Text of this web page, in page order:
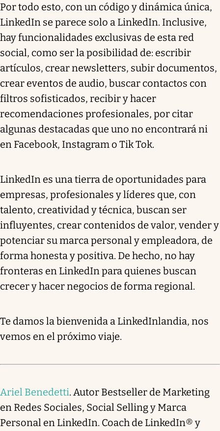
Por todo esto, con un código y dinámica única,
LinkedIn se parece solo a LinkedIn. Inclusive,
hay funcionalidades exclusivas de esta red
social, como ser la posibilidad de: escribir
artículos, crear newsletters, subir documentos,
crear eventos de audio, buscar contactos con
filtros sofisticados, recibir y hacer
recomendaciones profesionales, por citar
algunas destacadas que uno no encontrará ni
en Facebook, Instagram o Tik Tok.
LinkedIn es una tierra de oportunidades para
empresas, profesionales y líderes que, con
talento, creatividad y técnica, buscan ser
influyentes, crear contenidos de valor, vender y
potenciar su marca personal y empleadora, de
forma honesta y positiva. De hecho, no hay
fronteras en LinkedIn para quienes buscan
crecer y hacer negocios de forma regional.
Te damos la bienvenida a LinkedInlandia, nos
vemos en el próximo viaje.
Ariel Benedetti. Autor Bestseller de Marketing
en Redes Sociales, Social Selling y Marca
Personal en LinkedIn. Coach de LinkedIn® y